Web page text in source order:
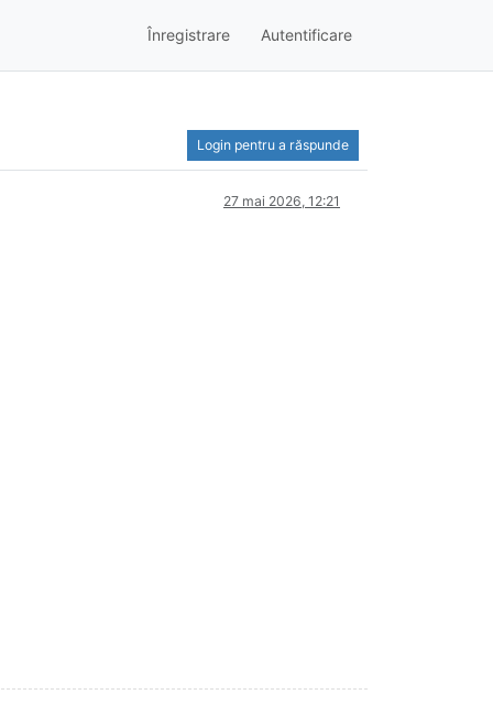
Înregistrare Autentificare
Login pentru a răspunde
27 mai 2026, 12:21